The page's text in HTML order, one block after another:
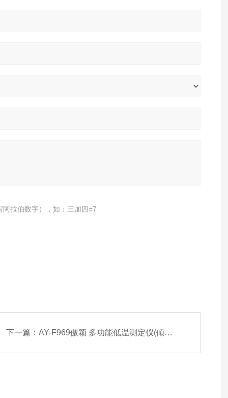
拉伯数字），如：三加四=7
下一篇： AY-F969傲颖 多功能低温测定仪(倾点,凝点,冷滤点)